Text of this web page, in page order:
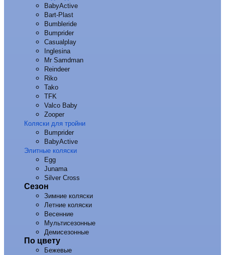
BabyActive
Bart-Plast
Bumbleride
Bumprider
Casualplay
Inglesina
Mr Samdman
Reindeer
Riko
Tako
TFK
Valco Baby
Zooper
Коляски для тройни
Bumprider
BabyActive
Элитные коляски
Egg
Junama
Silver Cross
Сезон
Зимние коляски
Летние коляски
Весенние
Мультисезонные
Демисезонные
По цвету
Бежевые